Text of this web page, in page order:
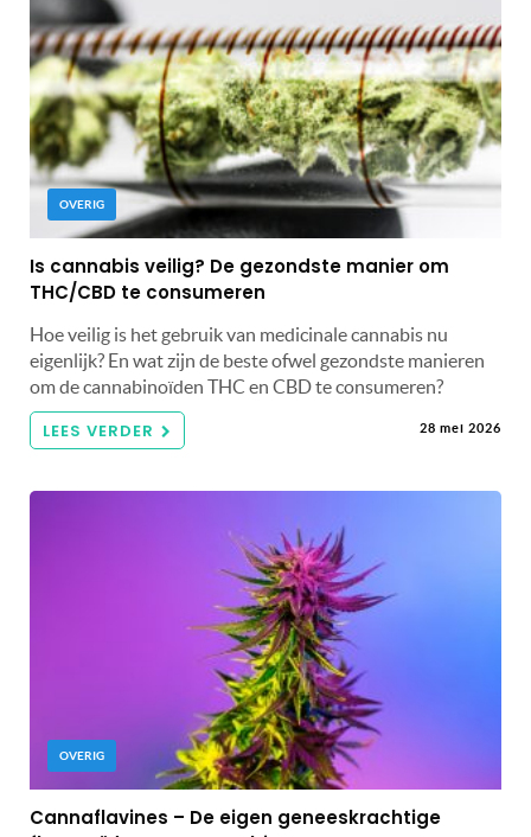
OVERIG
Is cannabis veilig? De gezondste manier om
THC/CBD te consumeren
Hoe veilig is het gebruik van medicinale cannabis nu
eigenlijk? En wat zijn de beste ofwel gezondste manieren
om de cannabinoïden THC en CBD te consumeren?
LEES VERDER 28 mei 2026
OVERIG
Cannaflavines – De eigen geneeskrachtige